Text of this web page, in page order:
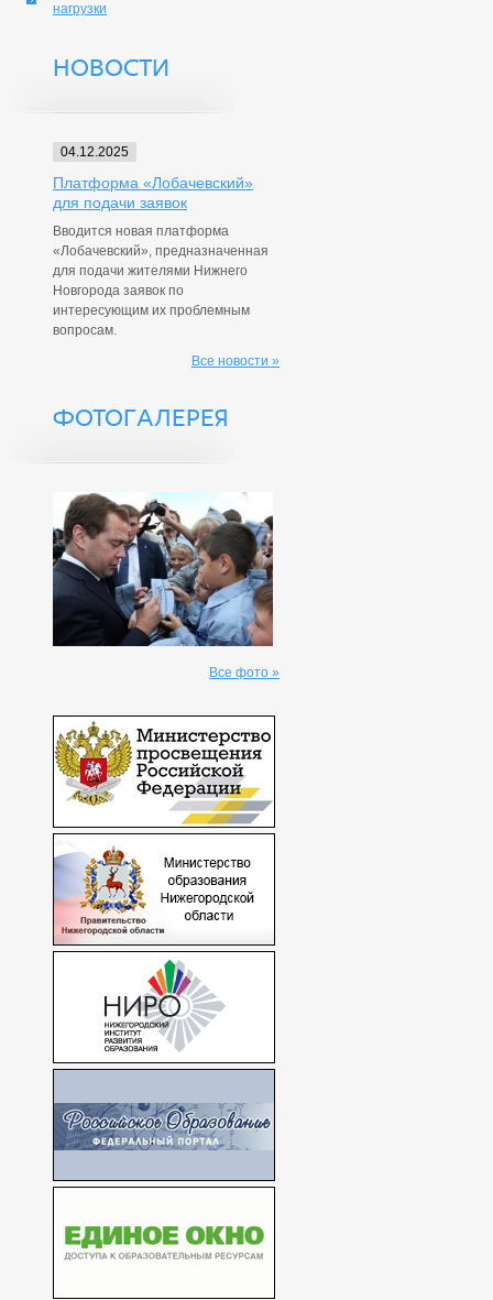
нагрузки
НОВОСТИ
04.12.2025
Платформа «Лобачевский»
для подачи заявок
Вводится новая платформа
«Лобачевский», предназначенная
для подачи жителями Нижнего
Новгорода заявок по
интересующим их проблемным
вопросам.
Все новости »
ФОТОГАЛЕРЕЯ
Все фото »